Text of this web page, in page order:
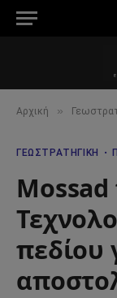
Αρχική »
ΓΕΩΣΤΡΑΤΗΓΙΚΉ
πεδίου